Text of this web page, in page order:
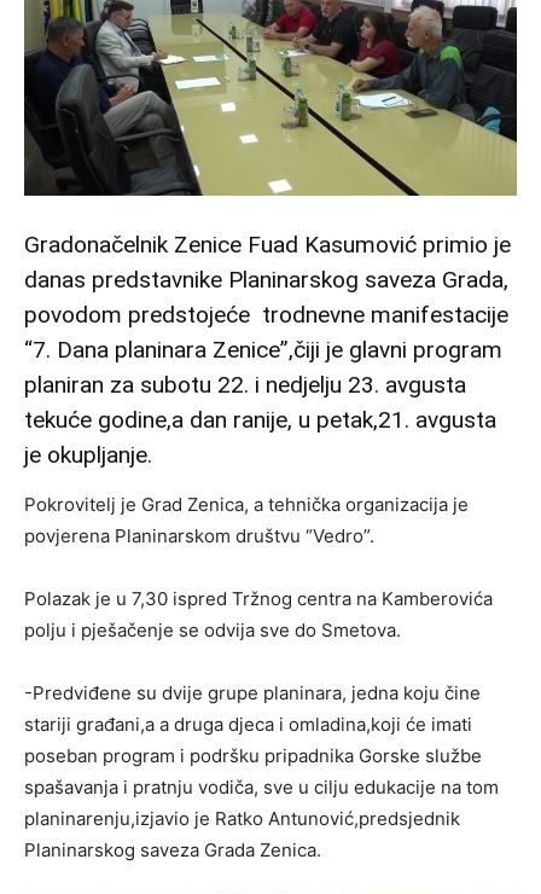
Gradonačelnik Zenice Fuad Kasumović primio je
danas predstavnike Planinarskog saveza Grada,
povodom predstojeće trodnevne manifestacije
“7. Dana planinara Zenice”,čiji je glavni program
planiran za subotu 22. i nedjelju 23. avgusta
tekuće godine,a dan ranije, u petak,21. avgusta
je okupljanje.
Pokrovitelj je Grad Zenica, a tehnička organizacija je
povjerena Planinarskom društvu “Vedro”.
Polazak je u 7,30 ispred Tržnog centra na Kamberovića
polju i pješačenje se odvija sve do Smetova.
-Predviđene su dvije grupe planinara, jedna koju čine
stariji građani,a a druga djeca i omladina,koji će imati
poseban program i podršku pripadnika Gorske službe
spašavanja i pratnju vodiča, sve u cilju edukacije na tom
planinarenju,izjavio je Ratko Antunović,predsjednik
Planinarskog saveza Grada Zenica.